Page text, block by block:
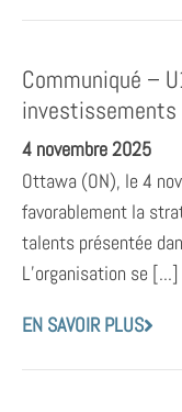
Communiqué –
investissements
4 novembre 2025
Ottawa (ON), le 4
favorablement la
talents présentée
L’organisation se [...]
EN SAVOIR PLUS